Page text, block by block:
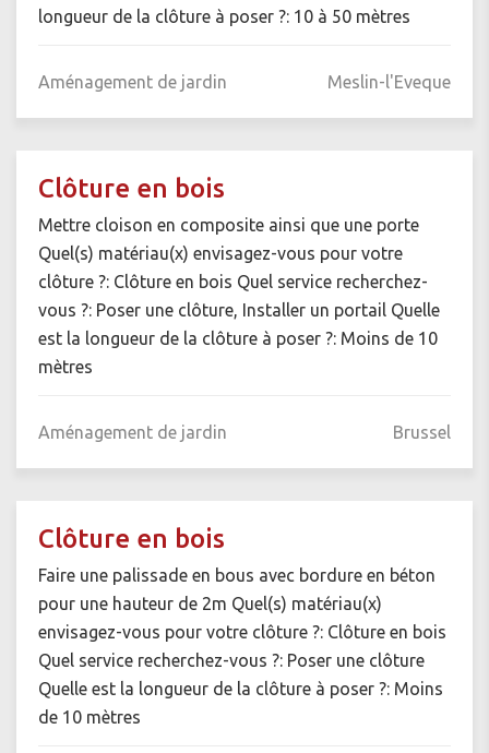
longueur de la clôture à poser ?: 10 à 50 mètres
Aménagement de jardin Meslin-l'Eveque
Clôture en bois
Mettre cloison en composite ainsi que une porte
Quel(s) matériau(x) envisagez-vous pour votre
clôture ?: Clôture en bois Quel service recherchez-
vous ?: Poser une clôture, Installer un portail Quelle
est la longueur de la clôture à poser ?: Moins de 10
mètres
Aménagement de jardin Brussel
Clôture en bois
Faire une palissade en bous avec bordure en béton
pour une hauteur de 2m Quel(s) matériau(x)
envisagez-vous pour votre clôture ?: Clôture en bois
Quel service recherchez-vous ?: Poser une clôture
Quelle est la longueur de la clôture à poser ?: Moins
de 10 mètres